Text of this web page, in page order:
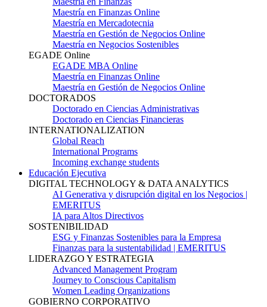
Maestría en Finanzas Online
Maestría en Mercadotecnia
Maestría en Gestión de Negocios Online
Maestría en Negocios Sostenibles
EGADE Online
EGADE MBA Online
Maestría en Finanzas Online
Maestría en Gestión de Negocios Online
DOCTORADOS
Doctorado en Ciencias Administrativas
Doctorado en Ciencias Financieras
INTERNATIONALIZATION
Global Reach
International Programs
Incoming exchange students
Educación Ejecutiva
DIGITAL TECHNOLOGY & DATA ANALYTICS
AI Generativa y disrupción digital en los Negocios |
EMERITUS
IA para Altos Directivos
SOSTENIBILIDAD
ESG y Finanzas Sostenibles para la Empresa
Finanzas para la sustentabilidad | EMERITUS
LIDERAZGO Y ESTRATEGIA
Advanced Management Program
Journey to Conscious Capitalism
Women Leading Organizations
GOBIERNO CORPORATIVO